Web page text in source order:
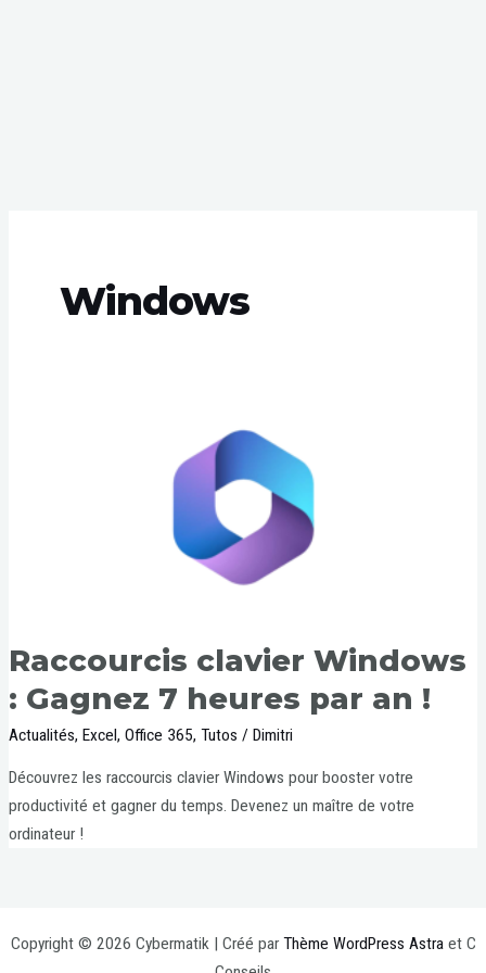
Windows
Raccourcis clavier Windows
: Gagnez 7 heures par an !
Actualités,Excel,Office 365,Tutos /Dimitri
Découvrez les raccourcis clavier Windows pour booster votre
productivité et gagner du temps. Devenez un maître de votre
ordinateur !
Copyright © 2026 Cybermatik | Créé par Thème WordPress Astraet C